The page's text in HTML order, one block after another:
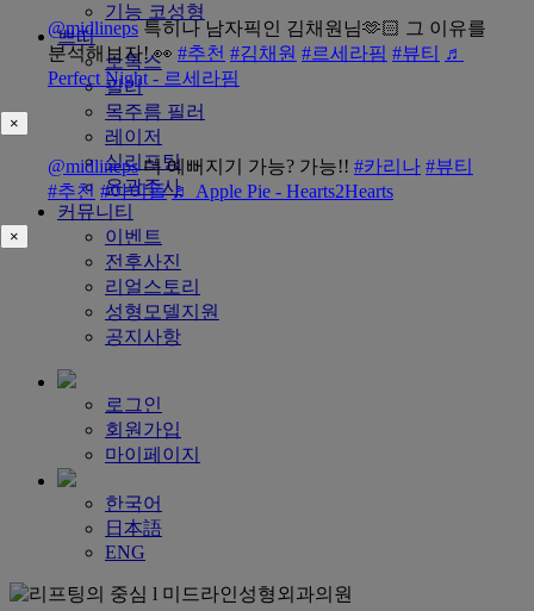
기능 코성형
쁘띠
보톡스
필러
목주름 필러
레이저
실리프팅
윤곽주사
커뮤니티
이벤트
전후사진
리얼스토리
성형모델지원
공지사항
로그인
회원가입
마이페이지
한국어
日本語
ENG
@midlineps 특히나 남자픽인 김채원님🫶🏻 그 이유를
분석해보자! 👀 #추천 #김채원 #르세라핌 #뷰티
♬
Perfect Night - 르세라핌
×
@midlineps더 예뻐지기 가능? 가능!! #카리나 #뷰티
#추천 #아이돌 ♬ Apple Pie - Hearts2Hearts
×